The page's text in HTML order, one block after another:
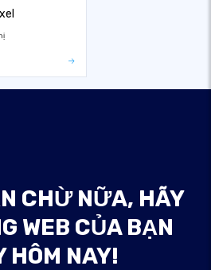
CHỪ NỮA, HÃY
WEB CỦA BẠN
HÔM NAY!